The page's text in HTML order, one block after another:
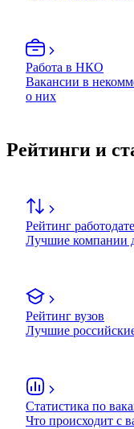
Работа в НКО
Вакансии в
о них
Рейтинги и
Рейтинг
Лучшие компании
Рейтинг вузов
Лучшие
Статистика по
Что происходит с